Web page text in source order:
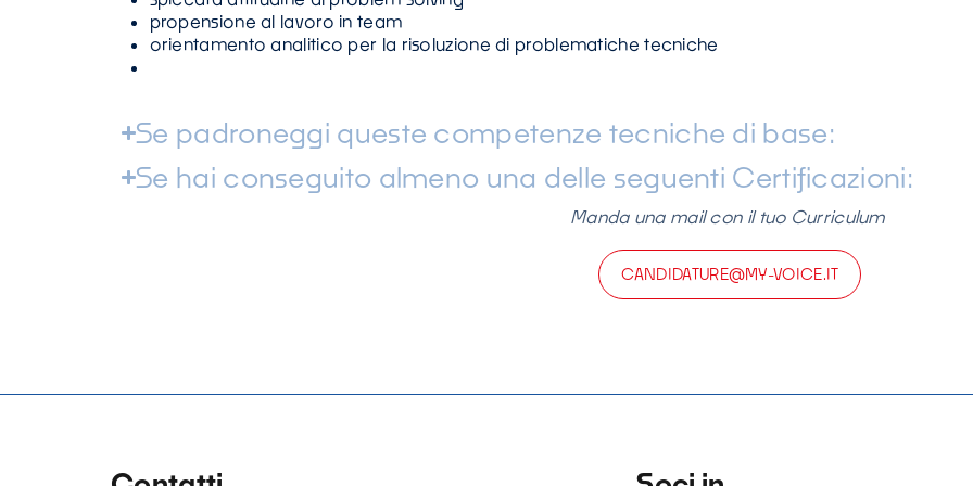
propensione al lavoro in team
orientamento analitico per la risoluzione di problematiche tecniche
Se padroneggi queste competenze tecniche di base:
Se hai conseguito almeno una delle seguenti Certificazioni:
Manda una mail con il tuo Curriculum
CANDIDATURE@MY-VOICE.IT